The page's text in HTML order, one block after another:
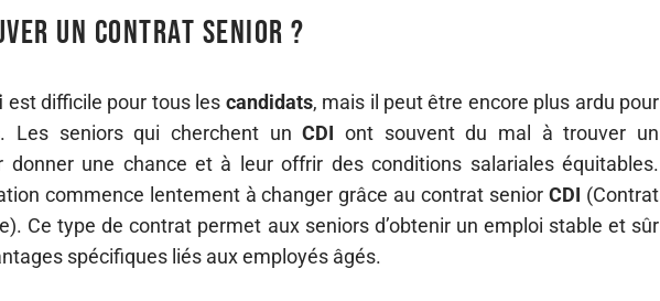
un contrat senior ?
est difficile pour tous les candidats, mais il peut être encore plus ardu pour
. Les seniors qui cherchent unCDI ont souvent du mal à trouver un
donner une chance et à leur offrir des conditions salariales équitables.
commence lentement à changer grâce au contrat seniorCDI (Contrat
Ce type de contrat permet aux seniors d’obtenir un emploi stable et sûr
spécifiques liés aux employés âgés.